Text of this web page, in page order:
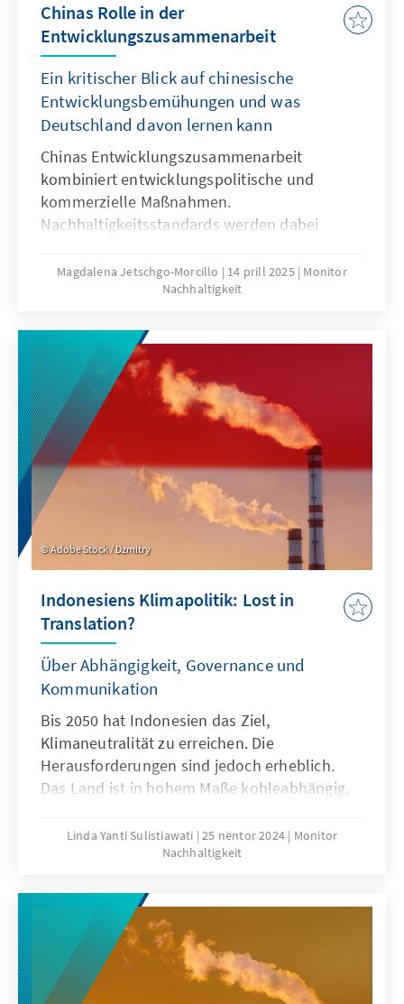
Chinas Rolle in der
Entwicklungszusammenarbeit
Ein kritischer Blick auf chinesische
Entwicklungsbemühungen und was
Deutschland davon lernen kann
Chinas Entwicklungszusammenarbeit
kombiniert entwicklungspolitische und
kommerzielle Maßnahmen.
Nachhaltigkeitsstandards werden dabei
aufgrund eines anderen
Menschenrechtsverständnisses relativiert.
pragmatischer Herangehensweise lernen
seine EZ strategischer und
interessengeleiteter auszurichten. Dazu
gehört im Interesse der Glaubwürdigkeit auch
die Achtung von Menschenrechten und
Rechtsstaatlichkeit. Zugleich muss das
Bedürfnis der Partnerländer nach
wirtschaftlicher Entwicklung stärker in den
Mittelpunkt der EZ rücken.
Magdalena Jetschgo-Morcillo 14 prill 2025 Monitor
Nachhaltigkeit
Adobe Stock / Dzmitry
Indonesiens Klimapolitik: Lost in
Translation?
Über Abhängigkeit, Governance und
Kommunikation
Bis 2050 hat Indonesien das Ziel,
Klimaneutralität zu erreichen. Die
Herausforderungen sind jedoch erheblich.
Das Land ist in hohem Maße kohleabhängig,
hinsichtlich der Exporterlöse. Der Ausstieg aus
fossilen Brennstoffen und die Umsetzung
umfassenden Ansatz, der nationale Politik in
die lokale Umsetzung integriert, finanzielle
und strukturelle Hindernisse überwindet und
auf internationale Zusammenarbeit setzt. Es
wird entscheidend sein, auf allen Ebenen ein
Linda Yanti Sulistiawati 25 nëntor 2024
Monitor
Nachhaltigkeit